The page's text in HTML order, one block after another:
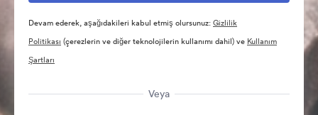
Devam ederek, aşağıdakileri kabul etmiş olursunuz:Gizlilik
Politikası (çerezlerin ve diğer teknolojilerin kullanımı dahil) ve Kullanım
Şartları
Veya